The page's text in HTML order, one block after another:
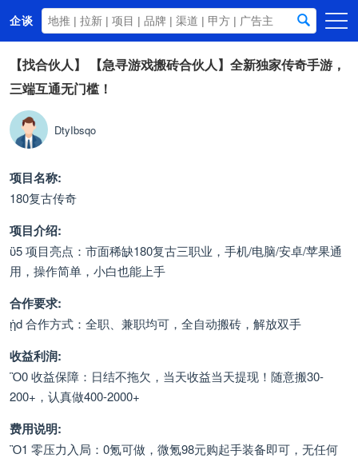
企谈
首页
商务资源
资讯动态
关于我们
【找合伙人】
【急寻游戏搬砖合伙人】全新独家传奇手游，
三端互通无门槛！
DtyIbsqo
项目名称:
180复古传奇
项目介绍:
ὒ5 项目亮点：市面稀缺180复古三职业，手机/电脑/安卓/苹果通
用，操作简单，小白也能上手
合作要求:
ᾑd 合作方式：全职、兼职均可，全自动搬砖，解放双手
收益利润:
Ὃ0 收益保障：日结不拖欠，当天收益当天提现！随意搬30-
200+，认真做400-2000+
费用说明:
Ὂ1 零压力入局：0氪可做，微氪98元购起手装备即可，无任何